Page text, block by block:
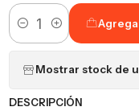
Cantidad
Mostrar stock de
DESCRIPCIÓN